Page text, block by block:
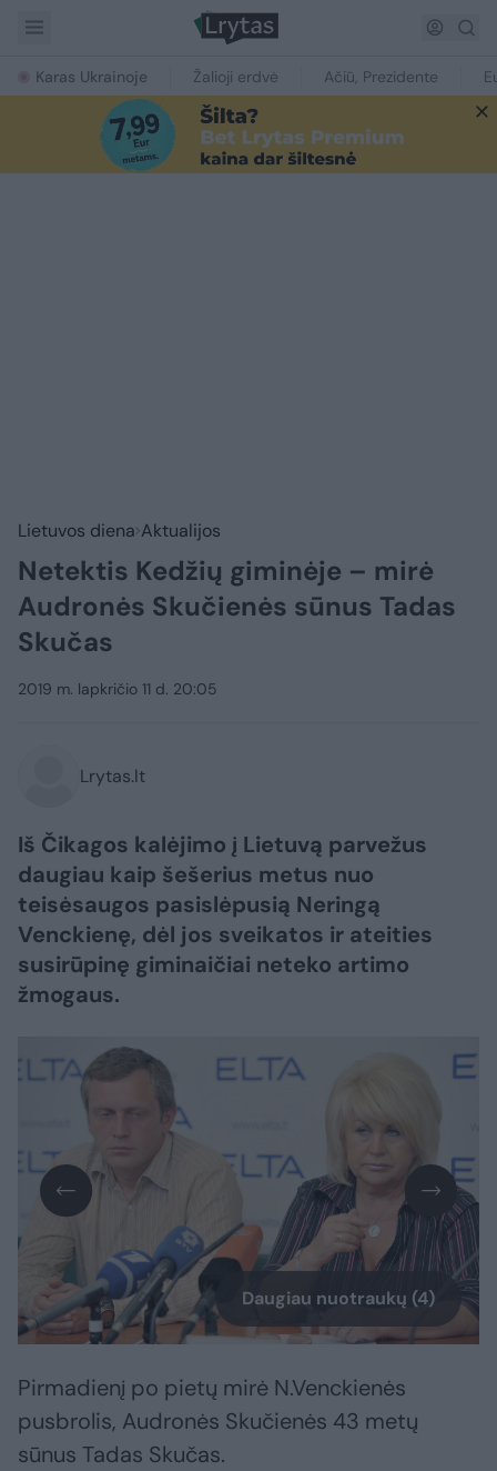
Karas Ukrainoje Žalioji erdvė Ačiū, Prezidente
Lietuvos diena Aktualijos
Netektis Kedžių giminėje – mirė
Audronės Skučienės sūnus Tadas
Skučas
2019 m. lapkričio 11 d. 20:05
Lrytas.lt
Iš Čikagos kalėjimo į Lietuvą parvežus
daugiau kaip šešerius metus nuo
teisėsaugos pasislėpusią Neringą
Venckienę, dėl jos sveikatos ir ateities
susirūpinę giminaičiai neteko artimo
žmogaus.
Daugiau nuotraukų (4)
Pirmadienį po pietų mirė N.Venckienės
pusbrolis, Audronės Skučienės 43 metų
sūnus Tadas Skučas.